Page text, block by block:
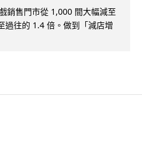
銷售門市從 1,000 間大幅減至
過往的 1.4 倍。做到「減店增